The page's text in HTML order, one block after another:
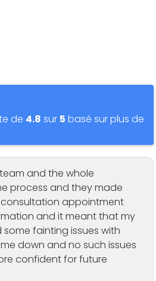
de 4.8 sur 5 basé sur plus de
and the whole
process and they made
appointment
and it meant that my
fainting issues with
down and no such issues
confident for future